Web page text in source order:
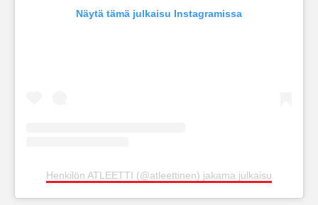
Näytä tämä julkaisu Instagramissa
Henkilön ATLEETTI (@atleettinen) jakama julkaisu